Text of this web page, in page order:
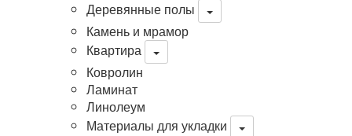
Деревянные полы
Камень и мрамор
Квартира
Ковролин
Ламинат
Линолеум
Материалы для укладки